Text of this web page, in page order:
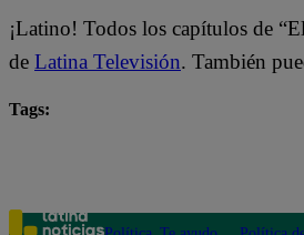
¡Latino! Todos los capítulos de
de Latina Televisión. También
Tags: